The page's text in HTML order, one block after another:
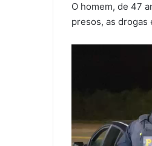
O homem, de 47
presos, as drogas